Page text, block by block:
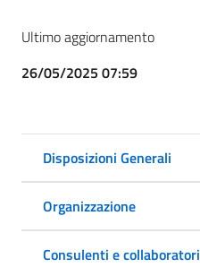
Ultimo aggiornamento
26/05/2025 07:59
Disposizioni Generali
Organizzazione
Consulenti e collaboratori